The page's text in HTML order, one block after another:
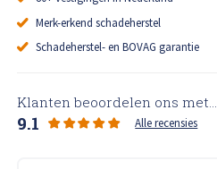
Merk-erkend schadeherstel
Schadeherstel- en BOVAG garantie
Klanten beoordelen ons met...
9.1 Alle recensies